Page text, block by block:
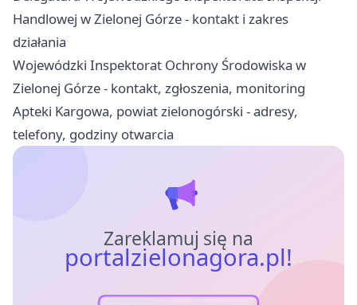
Handlowej w Zielonej Górze - kontakt i zakres
działania
Wojewódzki Inspektorat Ochrony Środowiska w
Zielonej Górze - kontakt, zgłoszenia, monitoring
Apteki Kargowa, powiat zielonogórski - adresy,
telefony, godziny otwarcia
Zareklamuj się na
portalzielonagora.pl!